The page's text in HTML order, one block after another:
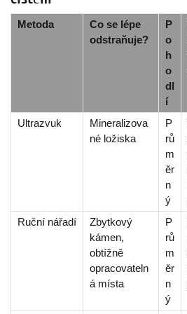
Metoda
Co se lépe
odstraňuje?
P
o
h
o
dl
í
Ultrazvuk
Mineralizova
né ložiska
P
rů
m
ěr
n
ý
Ruční nářadí
Zbytkový
kámen,
obtížně
opracovateln
á místa
P
rů
m
ěr
n
ý